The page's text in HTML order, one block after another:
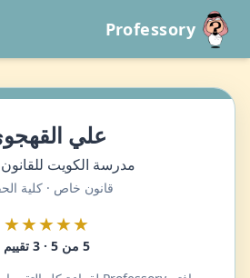
Professory
علي
مدرسة الكويت
قانون خاص · كلية
★★★★★
5 من 5 · 3 تقييم